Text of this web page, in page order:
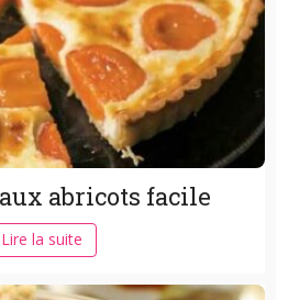
aux abricots facile
Lire la suite